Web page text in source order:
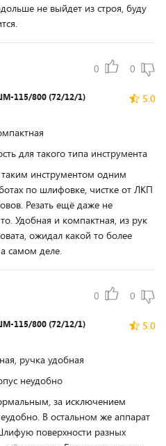
не выйдет из строя, буду
0 0
5.0
115/800 (72/12/1)
для такого типа инструмента
таким инструментом одним
по шлифовке, чистке от ЛКП
Резать ещё даже не
Удобная и компактная, из рук
ожидал какой то более
самом деле.
0 0
5.0
115/800 (72/12/1)
ручка удобная
неудобно
за исключением
В остальном же аппарат
поверхности разных